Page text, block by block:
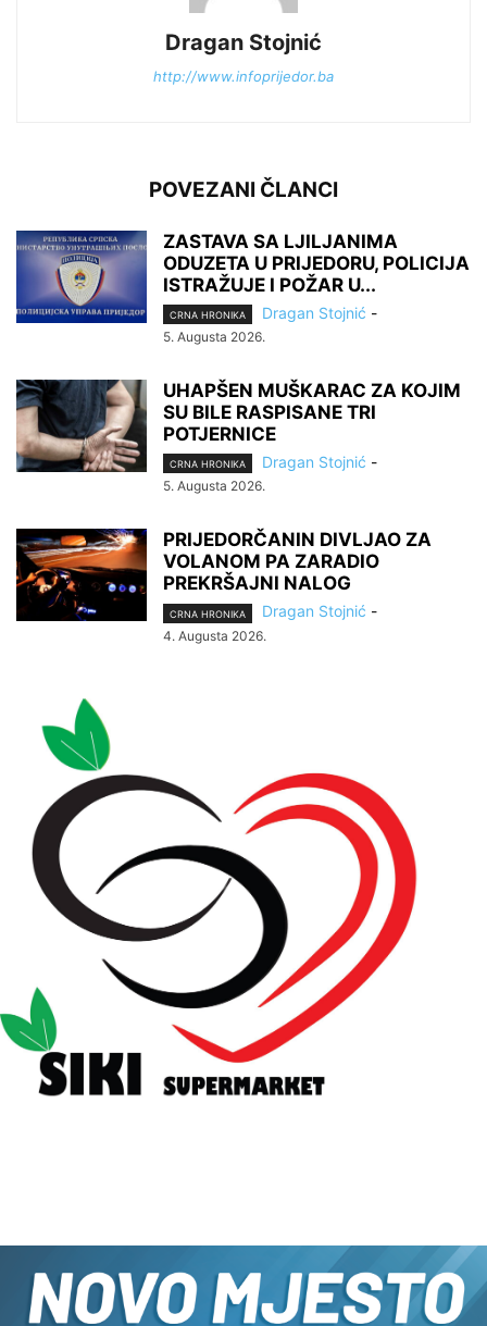
Dragan Stojnić
http://www.infoprijedor.ba
POVEZANI ČLANCI
ZASTAVA SA LJILJANIMA
ODUZETA U PRIJEDORU, POLICIJA
ISTRAŽUJE I POŽAR U...
CRNA HRONIKA Dragan Stojnić -
5. Augusta 2026.
UHAPŠEN MUŠKARAC ZA KOJIM
SU BILE RASPISANE TRI
POTJERNICE
CRNA HRONIKA Dragan Stojnić -
5. Augusta 2026.
PRIJEDORČANIN DIVLJAO ZA
VOLANOM PA ZARADIO
PREKRŠAJNI NALOG
CRNA HRONIKA Dragan Stojnić -
4. Augusta 2026.